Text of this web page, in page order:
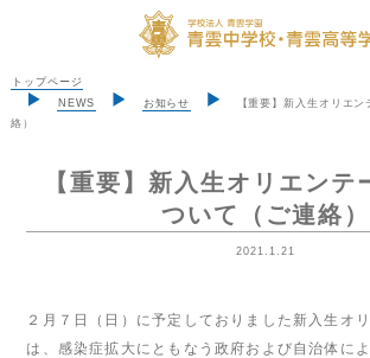
トップページ
NEWS
お知らせ
【重要】新入生オリエン
絡）
【重要】新入生オリエンテ
ついて（ご連絡）
2021.1.21
２月７日（日）に予定しておりました新入生オ
は、感染症拡大にともなう政府および自治体に